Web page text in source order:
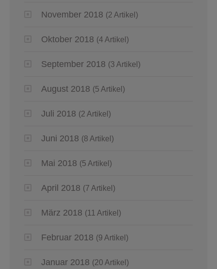
November 2018 (2 Artikel)
Oktober 2018 (4 Artikel)
September 2018 (3 Artikel)
August 2018 (5 Artikel)
Juli 2018 (2 Artikel)
Juni 2018 (8 Artikel)
Mai 2018 (5 Artikel)
April 2018 (7 Artikel)
März 2018 (11 Artikel)
Februar 2018 (9 Artikel)
Januar 2018 (20 Artikel)